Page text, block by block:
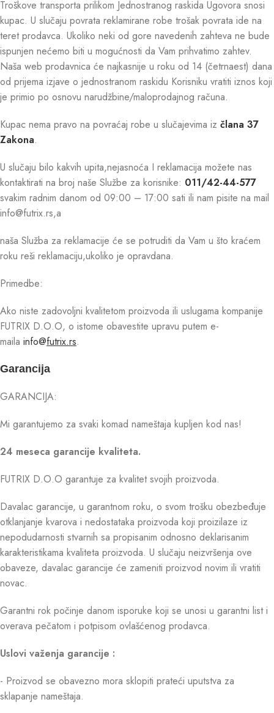
Troškove transporta prilikom Jednostranog raskida Ugovora snosi
kupac. U slučaju povrata reklamirane robe trošak povrata ide na
teret prodavca. Ukoliko neki od gore navedenih zahteva ne bude
ispunjen nećemo biti u mogućnosti da Vam prihvatimo zahtev.
Naša web prodavnica će najkasnije u roku od 14 (četrnaest) dana
od prijema izjave o jednostranom raskidu Korisniku vratiti iznos koji
je primio po osnovu narudžbine/maloprodajnog računa.
Kupac nema pravo na povraćaj robe u slučajevima iz člana 37
Zakona.
U slučaju bilo kakvih upita,nejasnoća I reklamacija možete nas
kontaktirati na broj naše Službe za korisnike: 011/42-44-577
svakim radnim danom od 09:00 – 17:00 sati ili nam pisite na mail
info@futrix.rs,a
naša Služba za reklamacije će se potruditi da Vam u što kraćem
roku reši reklamaciju,ukoliko je opravdana.
Primedbe:
Ako niste zadovoljni kvalitetom proizvoda ili uslugama kompanije
FUTRIX D.O.O, o istome obavestite upravu putem e-
maila info@futrix.rs.
Garancija
GARANCIJA:
Mi garantujemo za svaki komad nameštaja kupljen kod nas!
24 meseca garancije kvaliteta.
FUTRIX D.O.O garantuje za kvalitet svojih proizvoda.
Davalac garancije, u garantnom roku, o svom trošku obezbeđuje
otklanjanje kvarova i nedostataka proizvoda koji proizilaze iz
nepodudarnosti stvarnih sa propisanim odnosno deklarisanim
karakteristikama kvaliteta proizvoda. U slučaju neizvršenja ove
obaveze, davalac garancije će zameniti proizvod novim ili vratiti
novac.
Garantni rok počinje danom isporuke koji se unosi u garantni list i
overava pečatom i potpisom ovlašćenog prodavca.
Uslovi važenja garancije :
- Proizvod se obavezno mora sklopiti prateći uputstva za
sklapanje nameštaja.